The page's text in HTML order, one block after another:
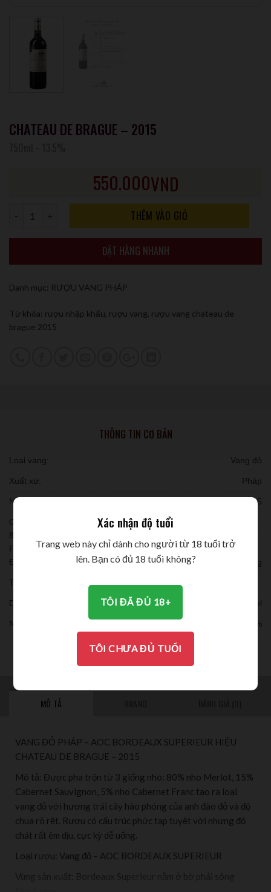
CHATEAU DE BRAGUE – 2015
550.000VND
Số lượng THÊM VÀO GIỎ
ĐẶT HÀNG NHANH
Danh mục: RƯỢU VANG PHÁP
Từ khóa: rượu nhập khẩu rượu vang rượu vang chateau de
brague 2015
THÔNG TIN CƠ BẢN
Loại vang: Vang đỏ
Xuất xứ: Pháp
Niên vụ: 2015
Giống nho:
80% nho Merlot, 15% Cabernet Sauvignon, 5% nho Cabernet
Franc.
Đóng chai:
12 chai/ thùng
Thời gian ủ:
Dung tích: 750ml
Nồng độ: 13.5%
THƯỞNG THỨC
MÔ TẢ
VANG ĐỎ PHÁP – AOC BORDEAUX SUPERIEUR HIỆU
CHATEAU DE BRAGUE – 2015
Mô tả: Được pha trộn từ 3 giống nho: 80% nho Merlot, 15%
Cabernet Sauvignon, 5% nho Cabernet Franc tạo ra loại
vang đỏ với hương trái cây hào phóng của anh đào đỏ và độ
chua rõ rệt. Rượu có cấu trúc phức tạp tuyệt vời nhưng độ
chát rất êm dịu, cực kỳ dễ uống.
Loại rượu: Vang đỏ – AOC BORDEAUX SUPERIEUR
Vùng sản xuất: Bordeaux Superieur nằm ở bờ phải sông
Xác nhận độ tuổi
Trang web này chỉ dành cho người từ 18 tuổi trở
lên. Bạn có đủ 18 tuổi không?
TÔI ĐÃ ĐỦ 18+
TÔI CHƯA ĐỦ TUỔI